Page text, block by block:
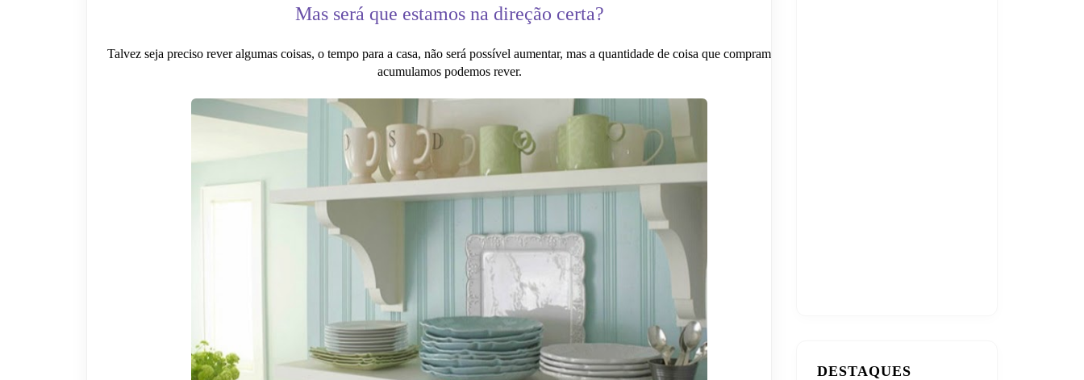
Mas será que estamos na direção certa?
Talvez seja preciso rever algumas coisas, o tempo para a casa, não será possível aumentar, mas a quantidade de coisa que compramos e
acumulamos podemos rever.
DESTAQUES